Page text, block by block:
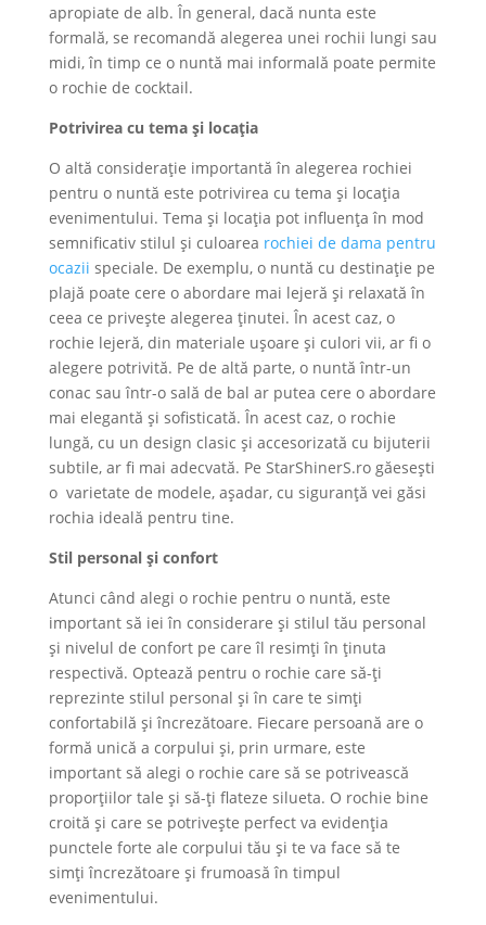
apropiate de alb. În general, dacă nunta este
formală, se recomandă alegerea unei rochii lungi sau
midi, în timp ce o nuntă mai informală poate permite
o rochie de cocktail.
Potrivirea cu tema și locația
O altă considerație importantă în alegerea rochiei
pentru o nuntă este potrivirea cu tema și locația
evenimentului. Tema și locația pot influența în mod
semnificativ stilul și culoarea rochiei de dama pentru
ocazii speciale. De exemplu, o nuntă cu destinație pe
plajă poate cere o abordare mai lejeră și relaxată în
ceea ce privește alegerea ținutei. În acest caz, o
rochie lejeră, din materiale ușoare și culori vii, ar fi o
alegere potrivită. Pe de altă parte, o nuntă într-un
conac sau într-o sală de bal ar putea cere o abordare
mai elegantă și sofisticată. În acest caz, o rochie
lungă, cu un design clasic și accesorizată cu bijuterii
subtile, ar fi mai adecvată. Pe StarShinerS.ro găesești
o varietate de modele, așadar, cu siguranță vei găsi
rochia ideală pentru tine.
Stil personal și confort
Atunci când alegi o rochie pentru o nuntă, este
important să iei în considerare și stilul tău personal
și nivelul de confort pe care îl resimți în ținuta
respectivă. Optează pentru o rochie care să-ți
reprezinte stilul personal și în care te simți
confortabilă și încrezătoare. Fiecare persoană are o
formă unică a corpului și, prin urmare, este
important să alegi o rochie care să se potrivească
proporțiilor tale și să-ți flateze silueta. O rochie bine
croită și care se potrivește perfect va evidenția
punctele forte ale corpului tău și te va face să te
simți încrezătoare și frumoasă în timpul
evenimentului.